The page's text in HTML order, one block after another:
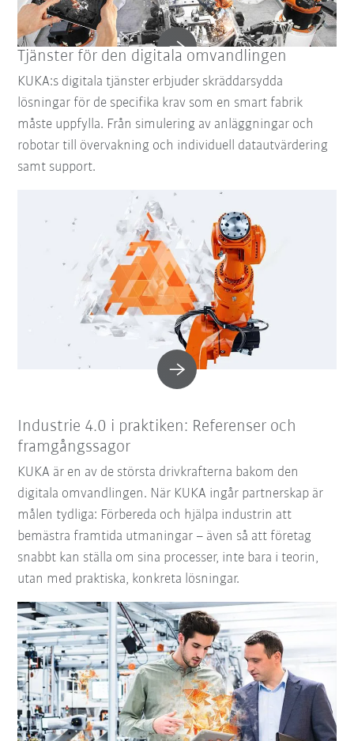
Tjänster för den digitala omvandlingen
KUKA:s digitala tjänster erbjuder skräddarsydda
lösningar för de specifika krav som en smart fabrik
måste uppfylla. Från simulering av anläggningar och
robotar till övervakning och individuell datautvärdering
samt support.
Industrie 4.0 i praktiken: Referenser och
framgångssagor
KUKA är en av de största drivkrafterna bakom den
digitala omvandlingen. När KUKA ingår partnerskap är
målen tydliga: Förbereda och hjälpa industrin att
bemästra framtida utmaningar – även så att företag
snabbt kan ställa om sina processer, inte bara i teorin,
utan med praktiska, konkreta lösningar.